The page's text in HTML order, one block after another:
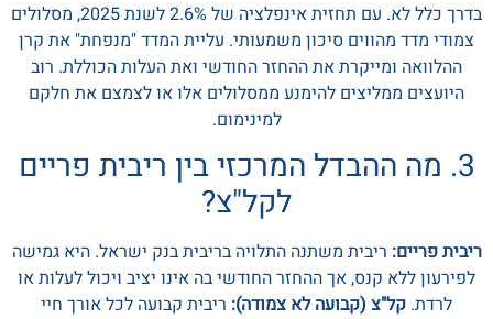
בדרך כלל לא. עם תחזית אינפלציה של 2.6% לשנת 2025, מסלולים
צמודי מדד מהווים סיכון משמעותי. עליית המדד "מנפחת" את קרן
ההלוואה ומייקרת את ההחזר החודשי ואת העלות הכוללת. רוב
היועצים ממליצים להימנע ממסלולים אלו או לצמצם את חלקם
למינימום.
3. מה ההבדל המרכזי בין ריבית פריים
לקל"צ?
ריבית פריים: ריבית משתנה התלויה בריבית בנק ישראל. היא גמישה
לפירעון ללא קנס, אך ההחזר החודשי בה אינו יציב ויכול לעלות או
לרדת. קל"צ (קבועה לא צמודה): ריבית קבועה לכל אורך חיי